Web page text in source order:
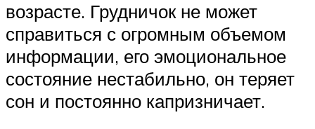
возрасте. Грудничок не может
справиться с огромным объемом
информации, его эмоциональное
состояние нестабильно, он теряет
сон и постоянно капризничает.